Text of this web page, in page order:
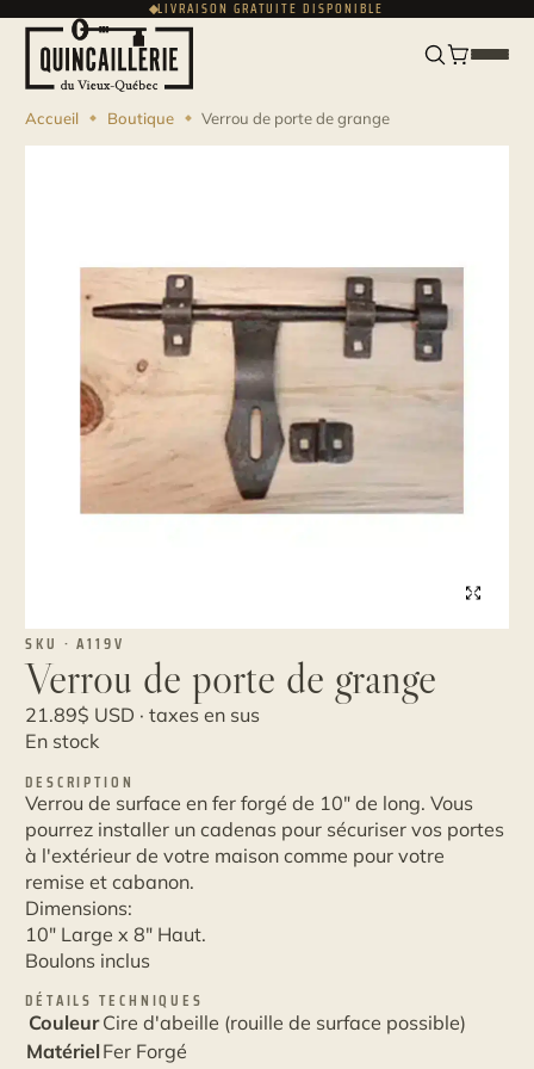
LIVRAISON GRATUITE DISPONIBLE
ENGLISHUSD
Accueil Boutique Verrou de porte de grange
SKU · A119V
Verrou de porte de grange
21.89$ USD · taxes en sus
En stock
DESCRIPTION
Verrou de surface en fer forgé de 10" de long. Vous
pourrez installer un cadenas pour sécuriser vos portes
à l'extérieur de votre maison comme pour votre
remise et cabanon.
Dimensions:
10" Large x 8" Haut.
Boulons inclus
DÉTAILS TECHNIQUES
Couleur Cire d'abeille (rouille de surface possible)
Matériel Fer Forgé